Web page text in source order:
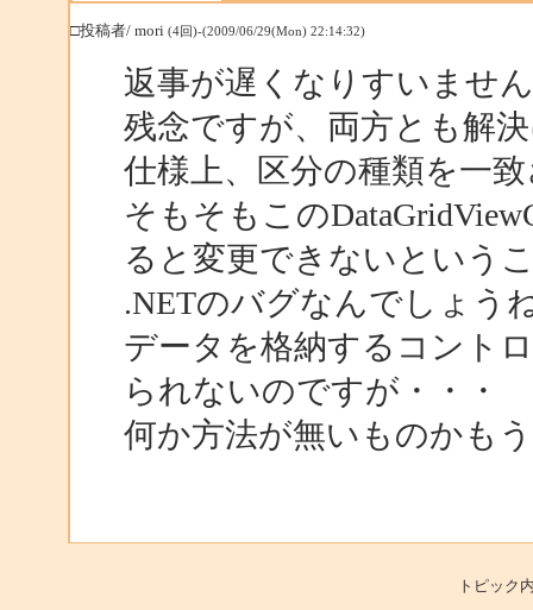
□投稿者/ mori (4回)-(2009/06/29(Mon) 22:14:32)
返事が遅くなりすいませ
残念ですが、両方とも解
仕様上、区分の種類を一
そもそもこの
ると変更できないという
.NETのバグなんでしょう
データを格納するコント
られないのですが・・・
何か方法が無いものかも
トピッ